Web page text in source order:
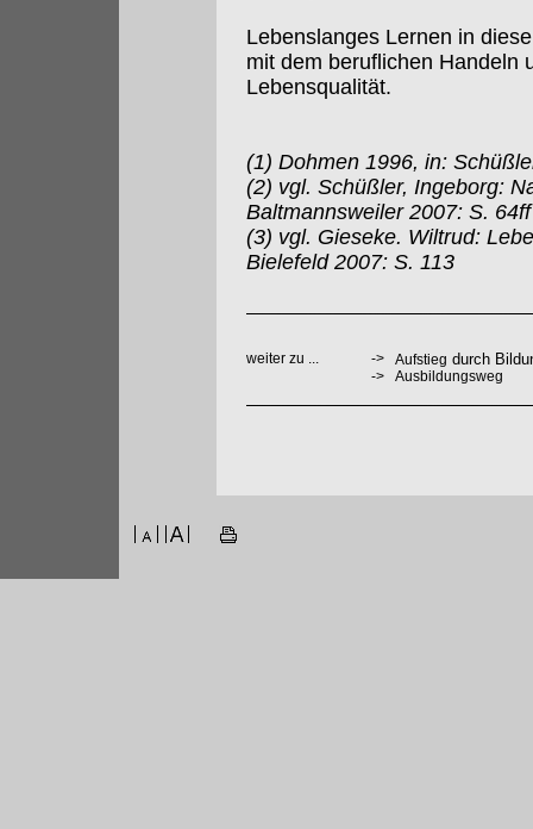
Lebenslanges Lernen in
mit dem beruflichen Handeln
Lebensqualität.
(1) Dohmen 1996, in:
(2) vgl. Schüßler, Ingeborg:
Baltmannsweiler 2007: S. 64ff
(3) vgl. Gieseke. Wiltrud:
Bielefeld 2007: S. 113
weiter zu ... -> Aufstieg durch
-> Ausbildungsweg